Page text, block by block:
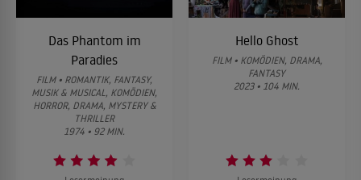
Das Phantom im
Paradies
FILM • ROMANTIK, FANTASY,
MUSIK & MUSICAL, KOMÖDIEN,
HORROR, DRAMA, MYSTERY &
THRILLER
1974 • 92 MIN.
Hello Ghost
FILM • KOMÖDIEN, DRAMA,
FANTASY
2023 • 104 MIN.